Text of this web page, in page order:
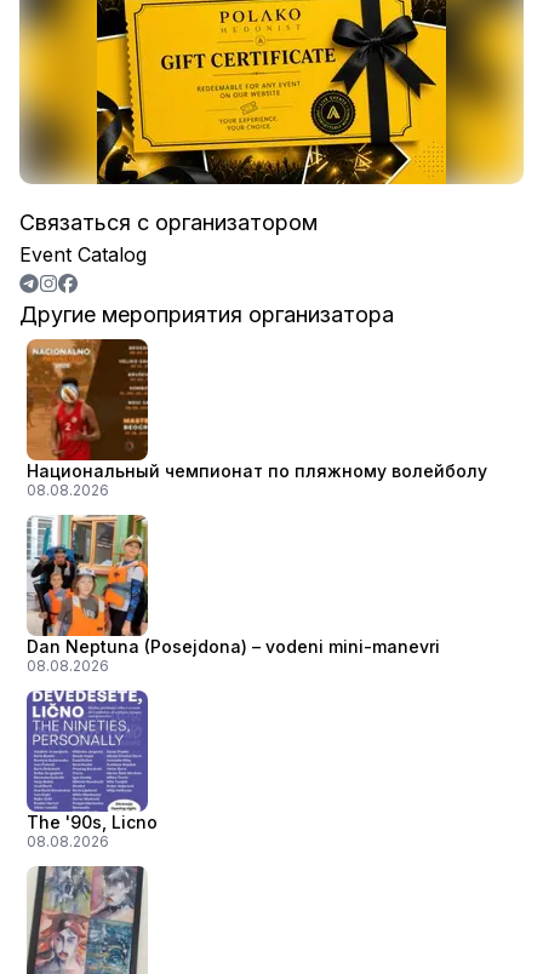
Связаться с организатором
Event Catalog
Другие мероприятия организатора
Национальный чемпионат по пляжному волейболу
08.08.2026
Dan Neptuna (Posejdona) – vodeni mini-manevri
08.08.2026
The '90s, Licno
08.08.2026